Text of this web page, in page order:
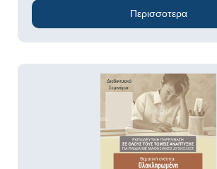
Περισσοτερα